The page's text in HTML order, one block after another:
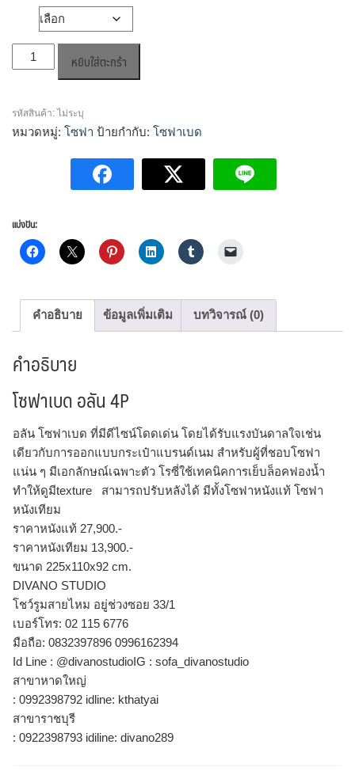
จำนวน
อลัน4P
หยิบใส่ตะกร้า
รหัสสินค้า:ไม่ระบุ
หมวดหมู่: โซฟา ป้ายกำกับ: โซฟาเบด
แบ่งปัน:
คำอธิบาย ข้อมูลเพิ่มเติม บทวิจารณ์ (0)
คำอธิบาย
โซฟาเบด อลัน 4P
อลัน โซฟาเบด ที่มีดีไซน์โดดเด่น โดยได้รับแรงบันดาลใจเช่น
เดียวกับการออกแบบกระเป๋าแบรนด์เนม สำหรับผู้ที่ชอบโซฟา
แน่น ๆ มีเอกลักษณ์เฉพาะตัว โรซี่ใช้เทคนิคการเย็บล็อคฟองน้ำ
ทำให้ดูมีtexture สามารถปรับหลังได้ มีทั้งโซฟาหนังแท้ โซฟา
หนังเทียม
ราคาหนังแท้ 27,900.-
ราคาหนังเทียม 13,900.-
ขนาด 225x110x92 cm.
DIVANO STUDIO
โชว์รูมสายไหม อยู่ช่วงซอย 33/1
เบอร์โทร: 02 115 6776
มือถือ: 0832397896 0996162394
Id Line : @divanostudioIG : sofa_divanostudio
สาขาหาดใหญ่
: 0992398792 idline: kthatyai
สาขาราชบุรี
: 0922398793 idiline: divano289